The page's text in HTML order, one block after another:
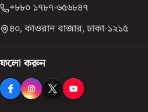
+৮৮০ ১৭৮৭-৬৫৬৮৪৭
৪০, কাওরান বাজার, ঢাকা-১২১৫
ফলো করুন